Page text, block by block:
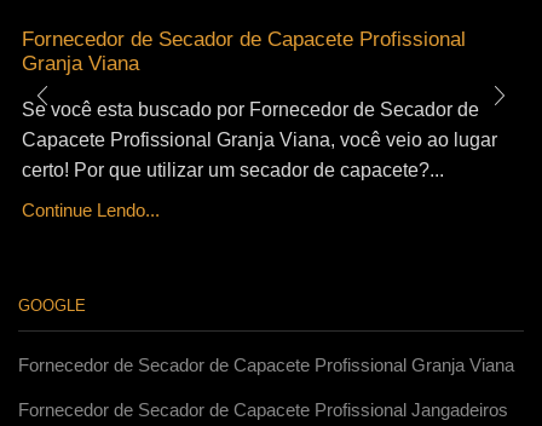
Fornecedor de Secador de Capacete Profissional
Granja Viana
Se você esta buscado por Fornecedor de Secador de
Capacete Profissional Granja Viana, você veio ao lugar
certo! Por que utilizar um secador de capacete?...
Continue Lendo...
GOOGLE
Fornecedor de Secador de Capacete Profissional Granja Viana
Fornecedor de Secador de Capacete Profissional Jangadeiros